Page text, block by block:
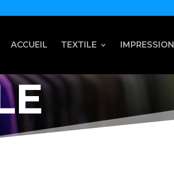
ACCUEIL TEXTILE IMPRESSION